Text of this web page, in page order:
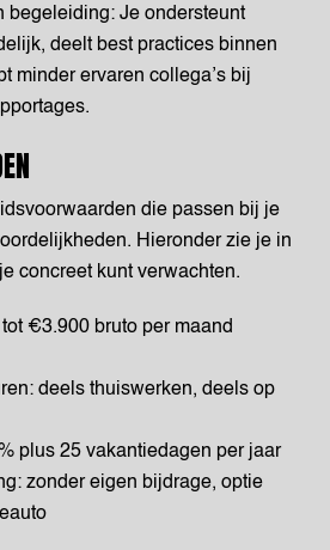
begeleiding: Je ondersteunt
deelt best practices binnen
minder ervaren collega’s bij
die passen bij je
Hieronder zie je in
concreet kunt verwachten.
€3.900 bruto per maand
deels thuiswerken, deels op
plus 25 vakantiedagen per jaar
zonder eigen bijdrage, optie